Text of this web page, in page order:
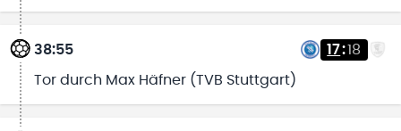
38:55 17:18
Tor durch Max Häfner (TVB Stuttgart)